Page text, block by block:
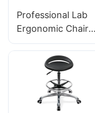
Professional Lab
Ergonomic Chair
Pu ryggstöd 360 °
Svivel Stabil 5-
stjärnig bas
Vetenskapligt
utformad för
laboratorium